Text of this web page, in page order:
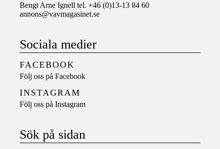
Bengt Arne Ignell tel. +46 (0)13-13 84 60
annons@vavmagasinet.se
Sociala medier
FACEBOOK
Följ oss på Facebook
INSTAGRAM
Följ oss på Instagram
Sök på sidan